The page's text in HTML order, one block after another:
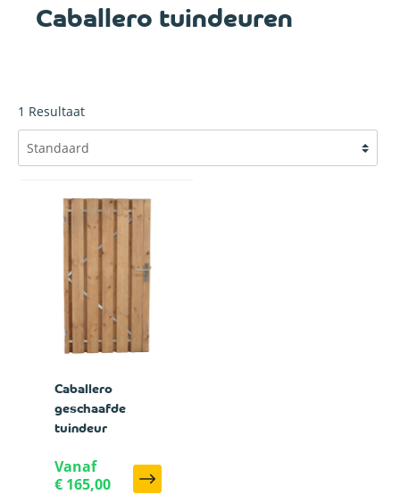
Caballero tuindeuren
1 Resultaat
Caballero
geschaafde
tuindeur
€ 165,00
Vanaf